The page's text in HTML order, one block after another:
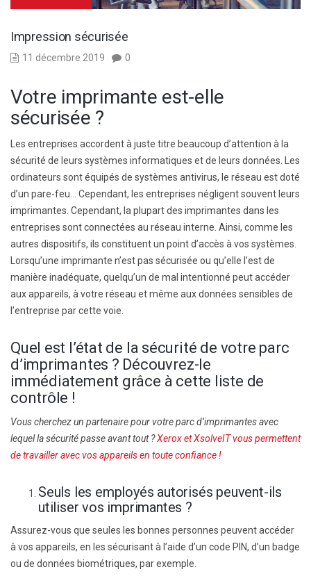
Impression sécurisée
11 décembre 2019 0
Votre imprimante est-elle
sécurisée ?
Les entreprises accordent à juste titre beaucoup d’attention à la
sécurité de leurs systèmes informatiques et de leurs données. Les
ordinateurs sont équipés de systèmes antivirus, le réseau est doté
d’un pare-feu… Cependant, les entreprises négligent souvent leurs
imprimantes. Cependant, la plupart des imprimantes dans les
entreprises sont connectées au réseau interne. Ainsi, comme les
autres dispositifs, ils constituent un point d’accès à vos systèmes.
Lorsqu’une imprimante n’est pas sécurisée ou qu’elle l’est de
manière inadéquate, quelqu’un de mal intentionné peut accéder
aux appareils, à votre réseau et même aux données sensibles de
l’entreprise par cette voie.
Quel est l’état de la sécurité de votre parc
d’imprimantes ? Découvrez-le
immédiatement grâce à cette liste de
contrôle !
Vous cherchez un partenaire pour votre parc d’imprimantes avec
lequel la sécurité passe avant tout ?Xerox et XsolveIT vous permettent
de travailler avec vos appareils en toute confiance !
Seuls les employés autorisés peuvent-ils
utiliser vos imprimantes ?
Assurez-vous que seules les bonnes personnes peuvent accéder
à vos appareils, en les sécurisant à l’aide d’un code PIN, d’un badge
ou de données biométriques, par exemple.